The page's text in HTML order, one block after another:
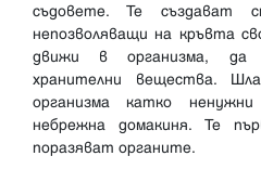
съдовете. Те създават
непозволяващи на кръвта
движи в организма, да
хранителни вещества.
организма катко
небрежна домакиня. Те
поразяват органите.